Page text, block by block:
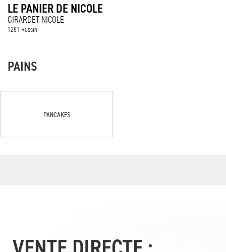
LE PANIER DE NICOLE
GIRARDET NICOLE
1281 Russin
PAINS
PANCAKES